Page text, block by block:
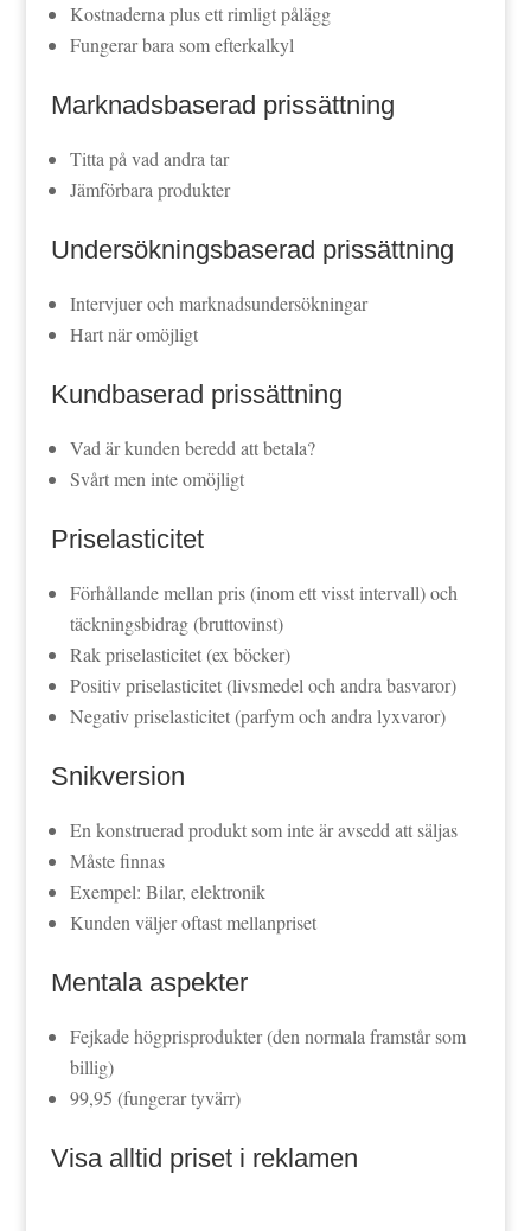
Kostnaderna plus ett rimligt pålägg
Fungerar bara som efterkalkyl
Marknadsbaserad prissättning
Titta på vad andra tar
Jämförbara produkter
Undersökningsbaserad prissättning
Intervjuer och marknadsundersökningar
Hart när omöjligt
Kundbaserad prissättning
Vad är kunden beredd att betala?
Svårt men inte omöjligt
Priselasticitet
Förhållande mellan pris (inom ett visst intervall) och
täckningsbidrag (bruttovinst)
Rak priselasticitet (ex böcker)
Positiv priselasticitet (livsmedel och andra basvaror)
Negativ priselasticitet (parfym och andra lyxvaror)
Snikversion
En konstruerad produkt som inte är avsedd att säljas
Måste finnas
Exempel: Bilar, elektronik
Kunden väljer oftast mellanpriset
Mentala aspekter
Fejkade högprisprodukter (den normala framstår som
billig)
99,95 (fungerar tyvärr)
Visa alltid priset i reklamen